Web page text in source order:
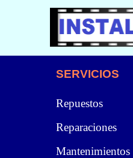
Repuestos
Reparaciones
Mantenimientos
SERVICIOS